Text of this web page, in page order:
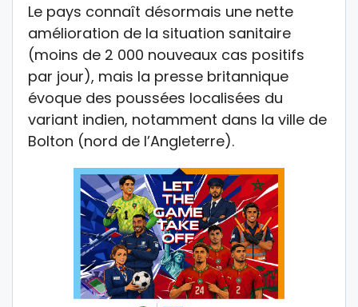
Le pays connaît désormais une nette
amélioration de la situation sanitaire
(moins de 2 000 nouveaux cas positifs
par jour), mais la presse britannique
évoque des poussées localisées du
variant indien, notamment dans la ville de
Bolton (nord de l’Angleterre).